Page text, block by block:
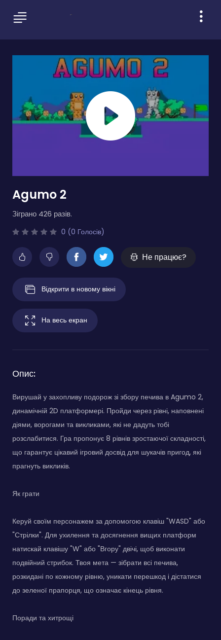
Agumo 2
Зіграно 426 разів.
0 (0 Голосів)
Не працює?
Відкрити в новому вікні
На весь екран
Опис:
Вирушай у захопливу подорож зі збору печива в Agumo 2,
динамічній 2D платформері. Пройди через рівні, наповнені
діями, ворогами та викликами, які не дадуть тобі
розслабитися. Гра пропонує 8 рівнів зростаючої складності,
що гарантує цікавий ігровий досвід для шукачів пригод, які
прагнуть викликів.
Як грати
Керуй своїм персонажем за допомогою клавіш "WASD" або
"Стрілки". Для ухилення та досягнення вищих платформ
натискай клавішу "W" або "Вгору" двічі, щоб виконати
подвійний стрибок. Твоя мета — зібрати всі печива,
розкидані по кожному рівню, уникати перешкод і дістатися
до зеленої прапорця, що означає кінець рівня.
Поради та хитрощі